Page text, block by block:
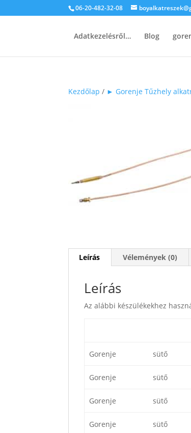
06-20-482-32-08
Adatkezelésről… Blog
Kezdőlap / ► Gorenje Tűzhely
Leírás Vélemények (0)
Leírás
Az alábbi készülékekhez
Gorenje sütő
Gorenje sütő
Gorenje sütő
Gorenje sütő